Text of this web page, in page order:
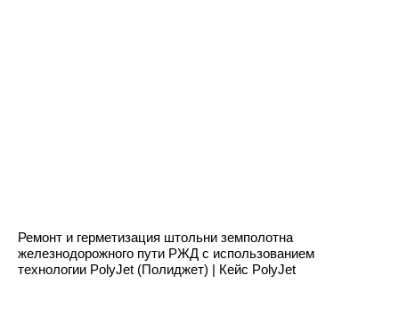
Ремонт и герметизация штольни земполотна
железнодорожного пути РЖД с использованием
технологии PolyJet (Полиджет) | Кейс PolyJet
Блог нашей компании